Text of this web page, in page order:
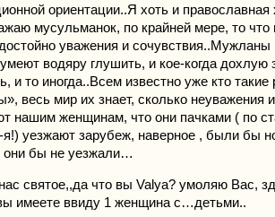
ориентации..Я хоть и православная
мусульманок, по крайней мере, то что
уважения и сочувствия..Мужланы
водяру глушить, и кое-когда дохлую
и то иногда..Всем известно уже кто такие
весь мир их знает, сколько неуважения
нашим женщинам, что они пачками ( по
я!) уезжают зарубеж, наверное , были бы
бы не уезжали…
святое,,да что вы Valya? умоляю Вас,
имеете ввиду 1 женщина с…детьми..